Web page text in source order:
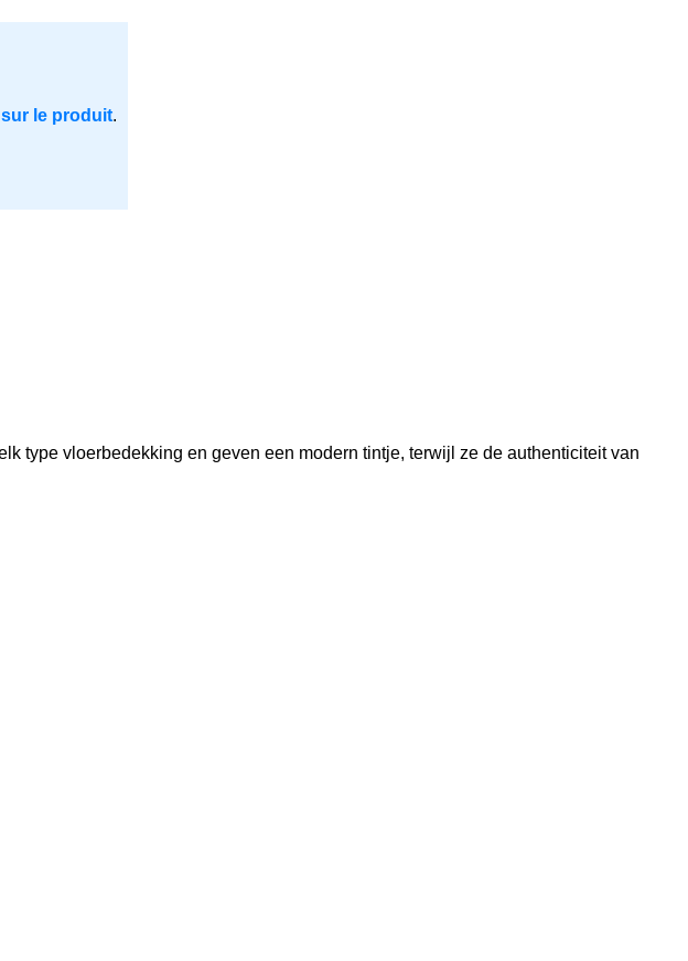
le produit.
type vloerbedekking en geven een modern tintje, terwijl ze de authenticiteit van